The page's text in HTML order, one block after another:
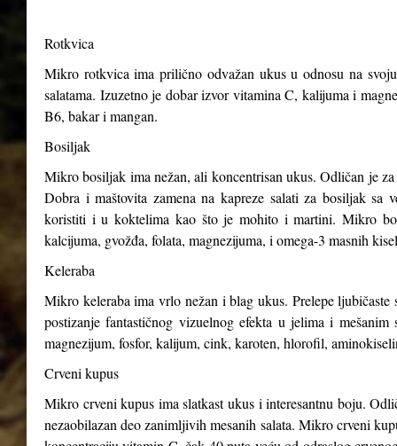
Rotkvica
Mikro rotkvica ima prilično odvažan ukus u odnosu na
salatama. Izuzetno je dobar izvor vitamina C, kalijuma i
B6, bakar i mangan.
Bosiljak
Mikro bosiljak ima nežan, ali koncentrisan ukus. Odličan je
Dobra i maštovita zamena na kapreze salati za bosiljak
koristiti i u koktelima kao što je mohito i martini. Mikro
kalcijuma, gvožđa, folata, magnezijuma, i omega-3 masnih
Keleraba
Mikro keleraba ima vrlo nežan i blag ukus. Prelepe
postizanje fantastičnog vizuelnog efekta u jelima i
magnezijum, fosfor, kalijum, cink, karoten, hlorofil,
Crveni kupus
Mikro crveni kupus ima slatkast ukus i interesantnu boju.
nezaobilazan deo zanimljivih mesanih salata. Mikro crveni